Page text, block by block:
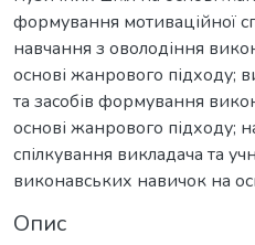
формування мотиваційної
навчання з оволодіння
основі жанрового підходу;
та засобів формування
основі жанрового підходу;
спілкування викладача та
виконавських навичок на
Опис